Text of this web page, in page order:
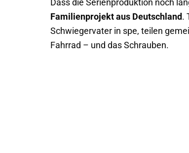
Dass die Serienproduktion noch
Familienprojekt aus Deutschland .
Schwiegervater in spe, teilen
Fahrrad – und das Schrauben.